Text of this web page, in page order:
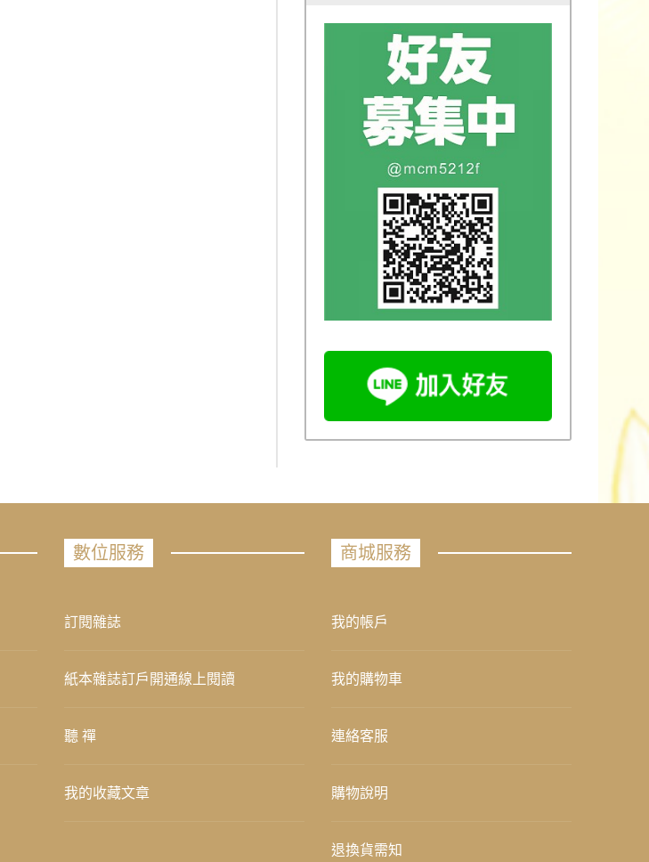
數位服務
訂閱雜誌
紙本雜誌訂戶開通線上閱讀
聽 禪
我的收藏文章
商城服務
我的帳戶
我的購物車
連絡客服
購物說明
退換貨需知